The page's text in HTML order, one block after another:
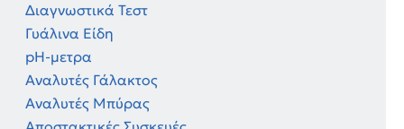
Διαγνωστικά Τεστ
Γυάλινα Είδη
pH-μετρα
Αναλυτές Γάλακτος
Αναλυτές Μπύρας